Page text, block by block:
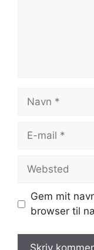
Navn
Websted
Gem mit
browser til